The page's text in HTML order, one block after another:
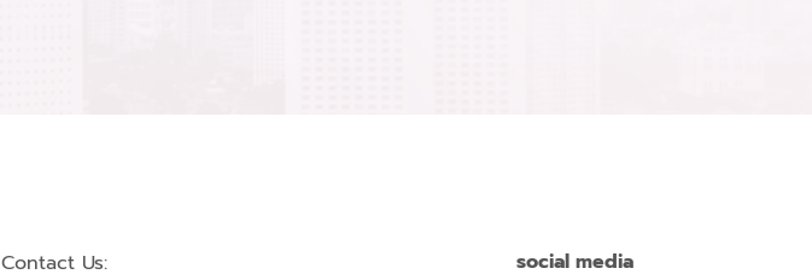
Contact Us:
social media